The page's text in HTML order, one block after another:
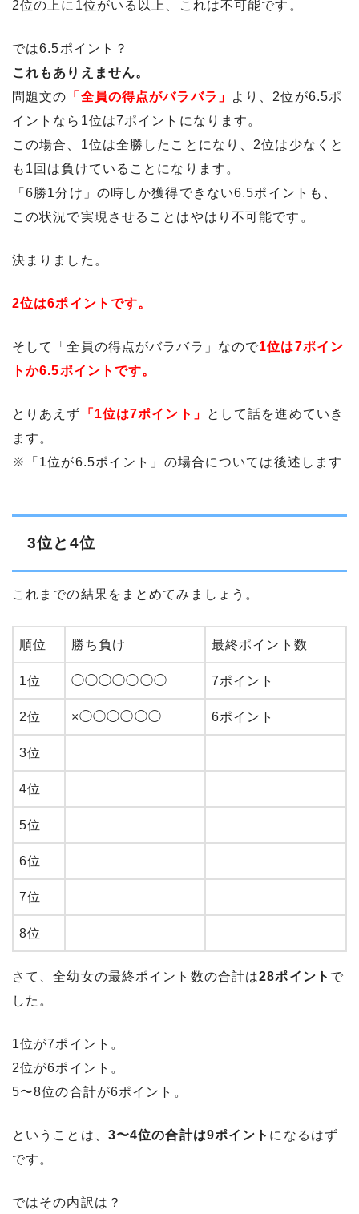
2位の上に1位がいる以上、これは不可能です。
では6.5ポイント？
これもありえません。
問題文の 「全員の得点がバラバラ」
より、2位が6.5ポ
イントなら1位は7ポイントになります。
この場合、1位は全勝したことになり、2位は少なくと
も1回は負けていることになります。
「6勝1分け」の時しか獲得できない6.5ポイントも、
この状況で実現させることはやはり不可能です。
決まりました。
2位は6ポイントです。
そして「全員の得点がバラバラ」なので1位は7ポイン
トか6.5ポイントです。
とりあえず 「1位は7ポイント」
として話を進めていき
ます。
※「1位が6.5ポイント」の場合については後述します
3位と4位
これまでの結果をまとめてみましょう。
順位 勝ち負け 最終ポイント数
1位 ◯◯◯◯◯◯◯ 7ポイント
2位 ×◯◯◯◯◯◯ 6ポイント
3位
4位
5位
6位
7位
8位
さて、全幼女の最終ポイント数の合計は28ポイント で
した。
1位が7ポイント。
2位が6ポイント。
5〜8位の合計が6ポイント。
ということは、 3〜4位の合計は9ポイント になるはず
です。
ではその内訳は？